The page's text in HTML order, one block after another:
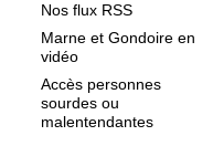
Nos flux RSS
Marne et Gondoire en
vidéo
Accès personnes
sourdes ou
malentendantes